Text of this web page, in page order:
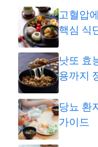
고혈압
핵심 식
낫또 효
용까지
당뇨 환
가이드